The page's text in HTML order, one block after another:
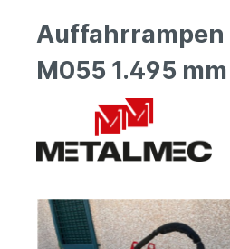
Auffahrrampen
M055 1.495 mm